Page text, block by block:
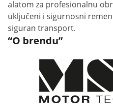
alatom za profesionalnu
uključeni i sigurnosni
siguran transport.
“O brendu”